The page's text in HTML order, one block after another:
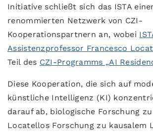
Initiative schließt sich das ISTA
renommierten Netzwerk von CZI-
Kooperationspartnern an, wobei
Assistenzprofessor Francesco
Teil des CZI-Programms „AI
Diese Kooperation, die sich auf
künstliche Intelligenz (KI)
darauf ab, biologische Forschung
Locatellos Forschung zu kausalem